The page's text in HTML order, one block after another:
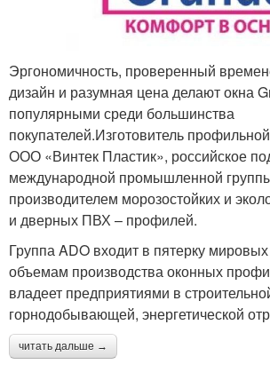
Эргономичность, проверенный
дизайн и разумная цена делают окна
популярными среди большинства
покупателей.Изготовитель
ООО «Винтек Пластик», российское
международной промышленной
производителем морозостойких и
и дверных ПВХ – профилей.
Группа ADO входит в пятерку
объемам производства оконных
владеет предприятиями в
горнодобывающей, энергетической
читать дальше →